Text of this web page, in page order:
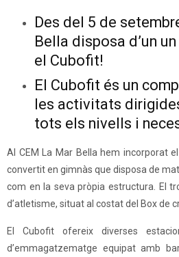
Des del 5 de
Bella disposa d’un
el Cubofit!
El Cubofit és un
les activitats
tots els nivells i
Al CEM La Mar Bella hem incorporat
convertit en gimnàs que disposa de
com en la seva pròpia estructura. El
d’atletisme, situat al costat del Box de
El Cubofit ofereix diverses
d’emmagatzematge equipat amb